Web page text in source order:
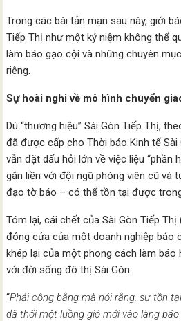
Trong các bài tản mạn sau này, giới
Tiếp Thị như một kỷ niệm không thể
làm báo gạo cội và những chuyên
riêng.
Sự hoài nghi về mô hình chuyển
Dù “thương hiệu” Sài Gòn Tiếp Thị,
đã được cấp cho Thời báo Kinh tế
vẫn đặt dấu hỏi lớn về việc liệu “phần
gắn liền với đội ngũ phóng viên cũ và
đạo tờ báo – có thể tồn tại được
Tóm lại, cái chết của Sài Gòn Tiếp
đóng cửa của một doanh nghiệp báo
khép lại của một phong cách làm báo
với đời sống đô thị Sài Gòn.
“Phải công bằng mà nói rằng, sự tồn
đã thổi một luồng gió mới vào làng báo